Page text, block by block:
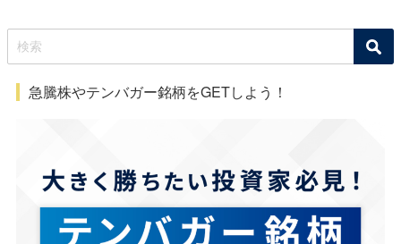
急騰株やテンバガー銘柄をGETしよう！